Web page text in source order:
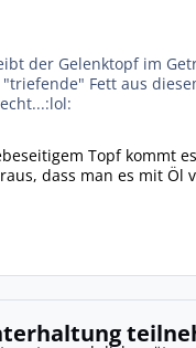
der Gelenktopf im
Fett aus
Topf kommt
dass man es mit Öl